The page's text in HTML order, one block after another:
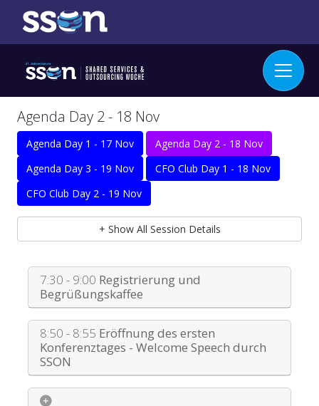
Agenda Day 2 - 18 Nov
Agenda Day 1 - 17 Nov
Agenda Day 2 - 18 Nov
Agenda Day 3 - 19 Nov
CFO Club Day 1 - 18 Nov
CFO Club Day 2 - 19 Nov
+ Show All Session Details
7:30 - 9:00 Registrierung und
Begrüßungskaffee
8:50 - 8:55 Eröffnung des ersten
Konferenztages - Welcome Speech durch
SSON